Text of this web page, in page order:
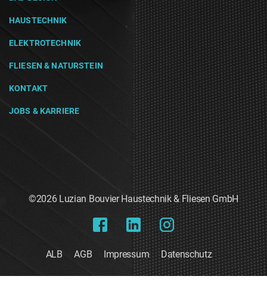
HAUSTECHNIK
ELEKTROTECHNIK
FLIESEN & NATURSTEIN
KONTAKT
JOBS & KARRIERE
©2026 Luzian Bouvier Haustechnik & Fliesen GmbH
ALB AGB Impressum Datenschutz